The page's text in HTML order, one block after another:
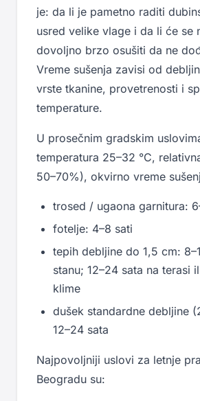
je: da li je pametno raditi
usred velike vlage i da li će se
dovoljno brzo osušiti da ne
Vreme sušenja zavisi od
vrste tkanine, provetrenosti i
temperature.
U prosečnim gradskim
temperatura 25–32 °C,
50–70%), okvirno vreme
trosed / ugaona garnitura:
fotelje: 4–8 sati
tepih debljine do 1,5 cm:
stanu; 12–24 sata na terasi
klime
dušek standardne debljine
12–24 sata
Najpovoljniji uslovi za letnje
Beogradu su: